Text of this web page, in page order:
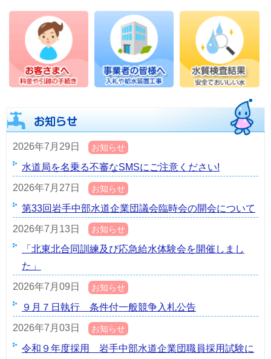
2026年7月29日 お知らせ
水道局を名乗る不審なSMSにご注意ください!
2026年7月27日
お知らせ
第33回岩手中部水道企業団議会臨時会の開会について
2026年7月13日
お知らせ
「北東北合同訓練及び応急給水体験会を開催しまし
た」
2026年7月09日
お知らせ
９月７日執行 条件付一般競争入札公告
2026年7月03日
お知らせ
令和９年度採用 岩手中部水道企業団職員採用試験に